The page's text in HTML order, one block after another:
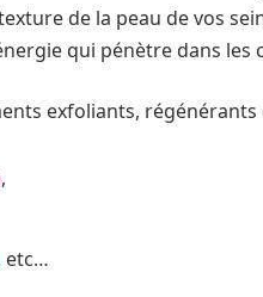
de la peau de vos
qui pénètre dans les
exfoliants, régénérants
,
etc…